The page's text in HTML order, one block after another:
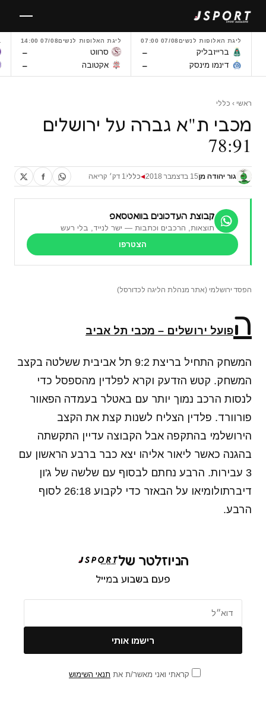
לתוכן
ליגת האלופות לנשים07/08 07:00
ברייזבליק –
דינמו מינסק –
ליגת האלופות לנשים07/08 14:00
סרווט –
אקטובה –
ראשי › כללי
מכבי ת"א גברה על ירושלים
78:91
גור יהודה מן15 בדצמבר 2018 ◀כללי 1 דק׳ קריאה
קבוצת העדכונים בוואטסאפ
תוצאות, הרכבים וכתבות — ישר לנייד, בלי רעש
הצטרפו
הפסד ירושלמי (אתר מנהלת הליגה לכדורסל)
הפועל ירושלים – מכבי תל אביב
המשחק התחיל בריצת 9:2 תל אביבית ששלטה בקצב
המשחק. קטש הזדעק וקרא לפלדין מהספסל כדי
לנסות הרכב נמוך יותר עם באטלר בעמדה הפאוור
פורוורד. פלדין הצליח לשנות קצת את הקצב
הירושלמי בהתקפה אבל הקבוצה עדיין התקשתה
בהגנה כאשר ליאור אליהו יצא כבר ברבע הראשון עם
3 עבירות. הרבע נחתם לבסוף עם שלשה של ג'ון
דיברתולומיאו על הבאזר כדי לקבוע 26:18 לסוף
הרבע.
הניוזלטר של
פעם בשבוע במייל
קראתי ואני מאשר/ת את תנאי השימוש